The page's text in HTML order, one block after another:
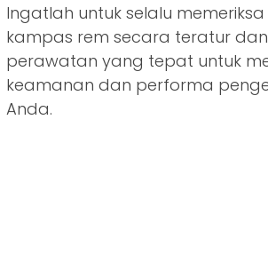
Ingatlah untuk selalu memeriksa
kampas rem secara teratur
perawatan yang tepat untuk
keamanan dan performa
Anda.